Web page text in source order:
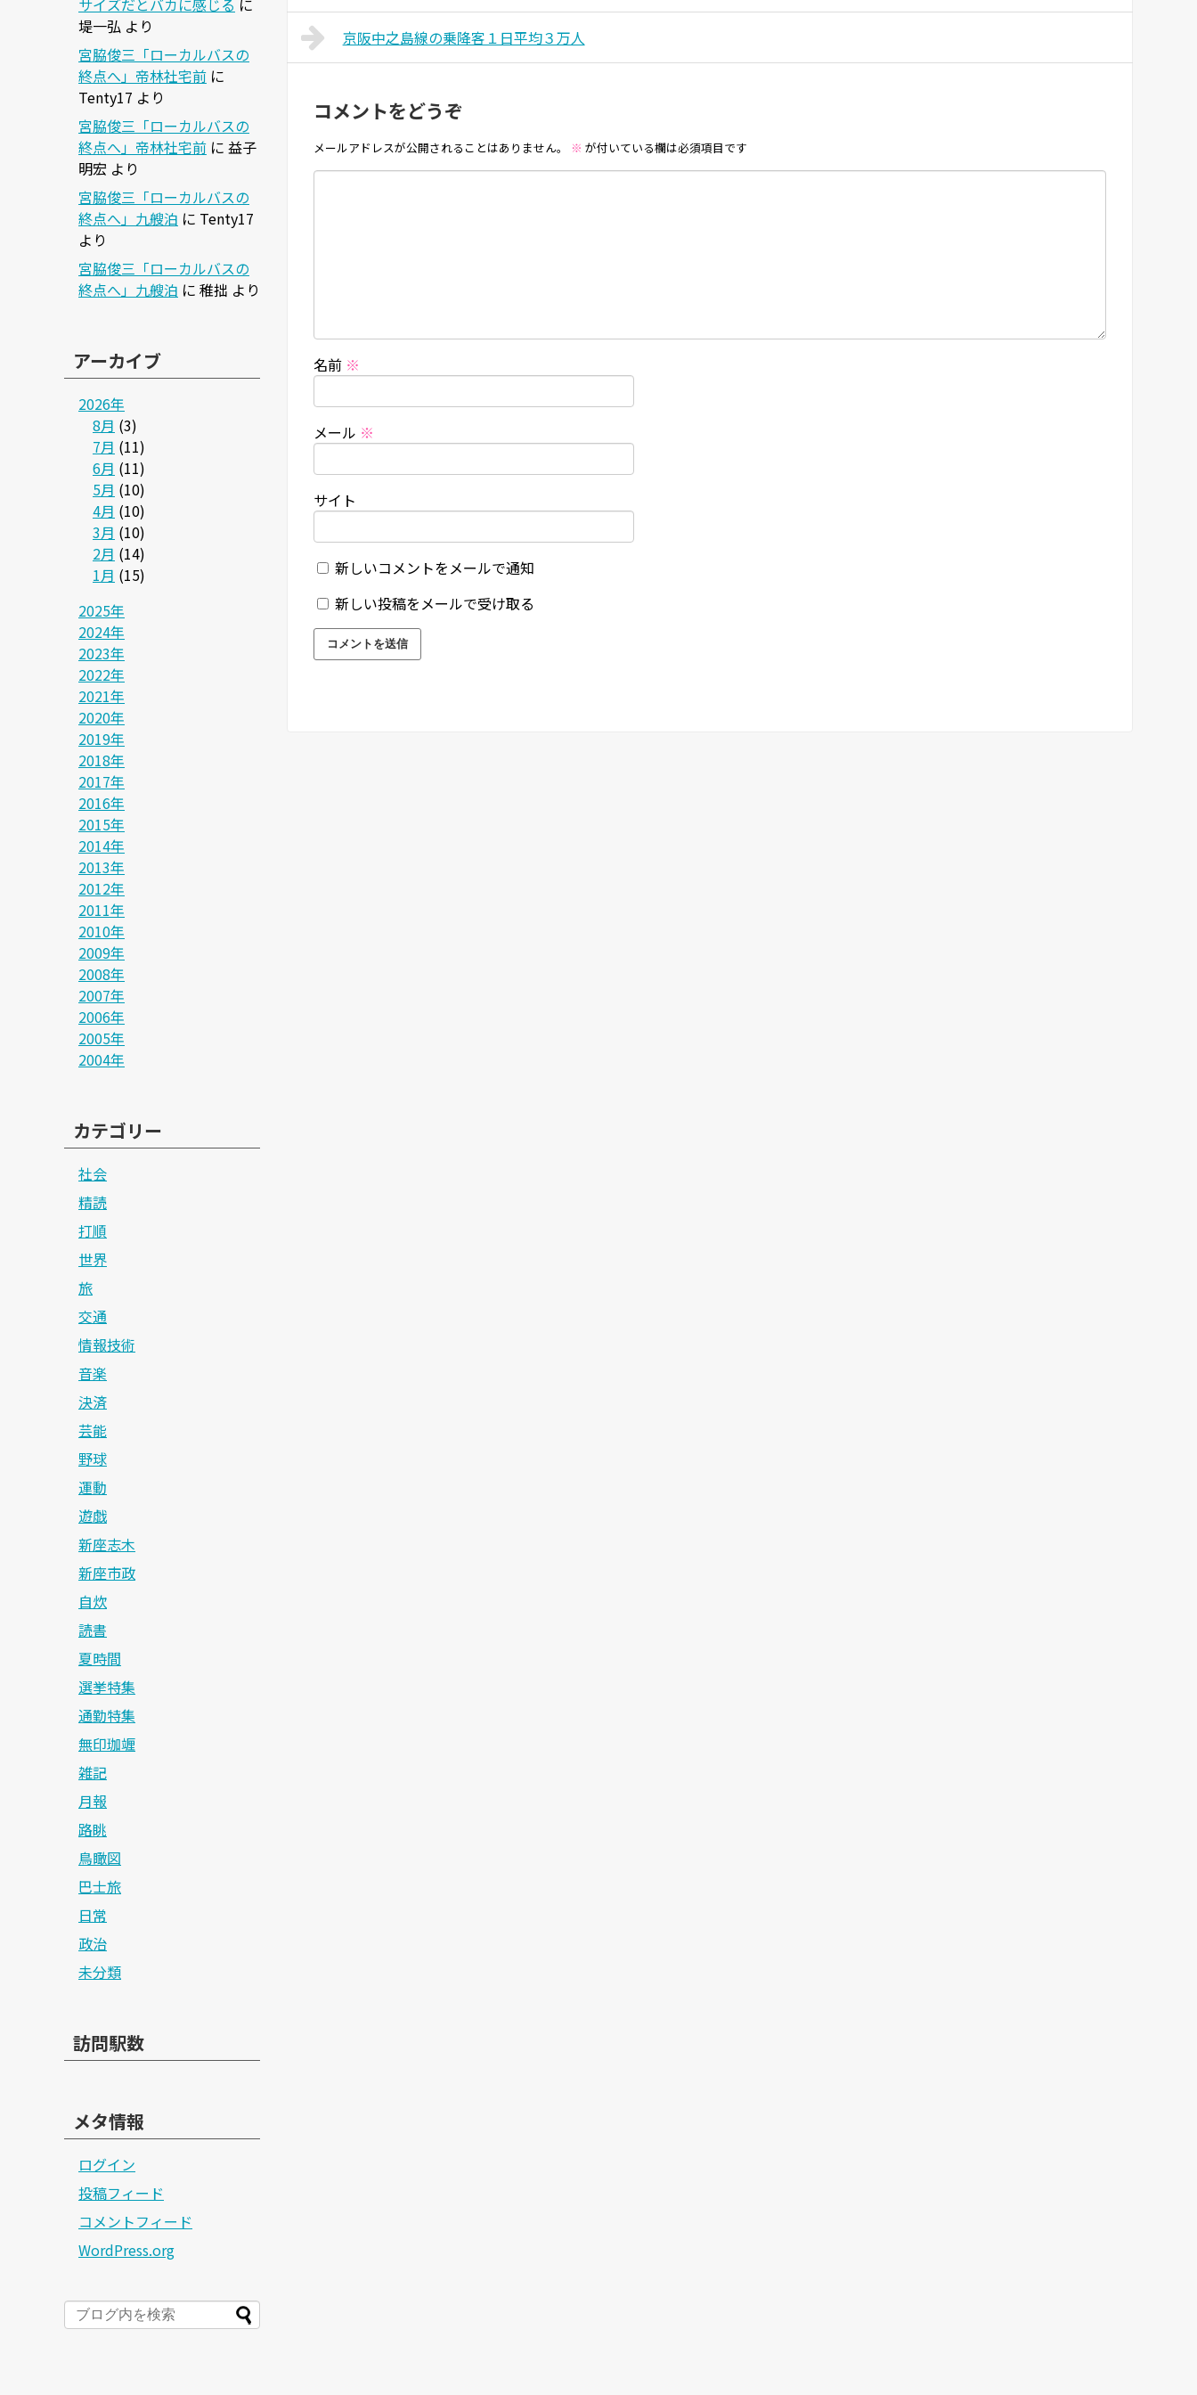
京阪中之島線の乗降客１日平均３万人
コメントをどうぞ
メールアドレスが公開されることはありません。 ※ が付いている欄は必須項目です
名前 ※
メール ※
サイト
新しいコメントをメールで通知
新しい投稿をメールで受け取る
サイズだとバカに感じる に
堤一弘 より
宮脇俊三「ローカルバスの
終点へ」帝林社宅前 に
Tenty17 より
宮脇俊三「ローカルバスの
終点へ」帝林社宅前 に 益子
明宏 より
宮脇俊三「ローカルバスの
終点へ」九艘泊 に Tenty17
より
宮脇俊三「ローカルバスの
終点へ」九艘泊 に 稚拙 より
アーカイブ
2026年
8月 (3)
7月 (11)
6月 (11)
5月 (10)
4月 (10)
3月 (10)
2月 (14)
1月 (15)
2025年
2024年
2023年
2022年
2021年
2020年
2019年
2018年
2017年
2016年
2015年
2014年
2013年
2012年
2011年
2010年
2009年
2008年
2007年
2006年
2005年
2004年
カテゴリー
社会
精読
打順
世界
旅
交通
情報技術
音楽
決済
芸能
野球
運動
遊戯
新座志木
新座市政
自炊
読書
夏時間
選挙特集
通勤特集
無印珈竰
雑記
月報
路眺
鳥瞰図
巴士旅
日常
政治
未分類
訪問駅数
メタ情報
ログイン
投稿フィード
コメントフィード
WordPress.org